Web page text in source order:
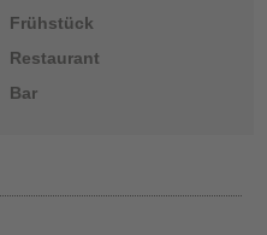
Frühstück
Restaurant
Bar